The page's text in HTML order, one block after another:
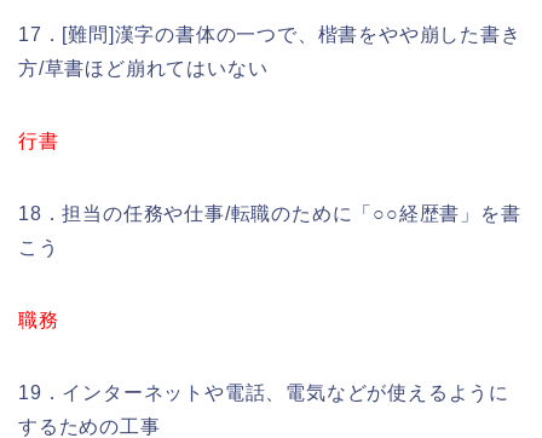
17．[難問]漢字の書体の一つで、楷書をやや崩した書き
方/草書ほど崩れてはいない
行書
18．担当の任務や仕事/転職のために「○○経歴書」を書
こう
職務
19．インターネットや電話、電気などが使えるように
するための工事